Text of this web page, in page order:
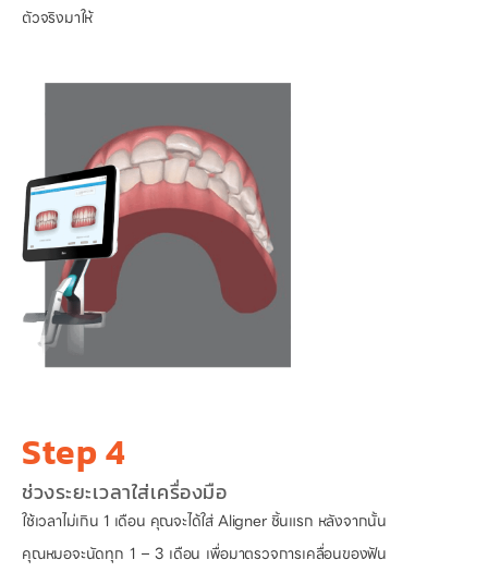
ตัวจริงมาให้
Step 4
ช่วงระยะเวลาใส่เครื่องมือ
ใช้เวลาไม่เกิน 1 เดือน คุณจะได้ใส่ Aligner ชิ้นแรก หลังจากนั้น
คุณหมอจะนัดทุก 1 – 3 เดือน เพื่อมาตรวจการเคลื่อนของฟัน